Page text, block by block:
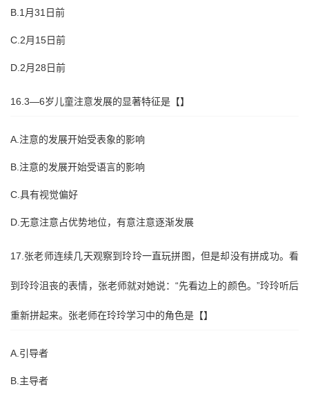
B.1月31日前
C.2月15日前
D.2月28日前
16.3—6岁儿童注意发展的显著特征是【】
A.注意的发展开始受表象的影响
B.注意的发展开始受语言的影响
C.具有视觉偏好
D.无意注意占优势地位，有意注意逐渐发展
17.张老师连续几天观察到玲玲一直玩拼图，但是却没有拼成功。看
到玲玲沮丧的表情，张老师就对她说：“先看边上的颜色。”玲玲听后
重新拼起来。张老师在玲玲学习中的角色是【】
A.引导者
B.主导者